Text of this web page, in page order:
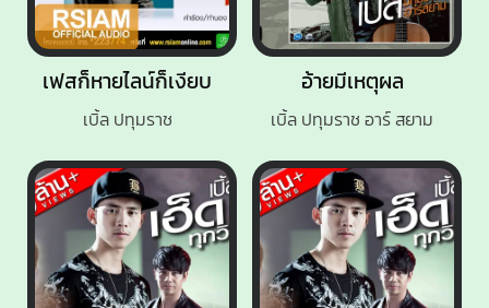
อ้ายมีเหตุผล
เบิ้ล ปทุมราช อาร์ สยาม
เฟสก็หายไลน์ก็เงียบ
เบิ้ล ปทุมราช